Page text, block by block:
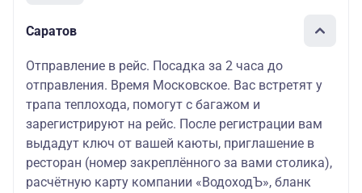
Саратов
Отправление в рейс. Посадка за 2 часа до
отправления. Время Московское. Вас встретят у
трапа теплохода, помогут с багажом и
зарегистрируют на рейс. После регистрации вам
выдадут ключ от вашей каюты, приглашение в
ресторан (номер закреплённого за вами столика),
расчётную карту компании «ВодоходЪ», бланк